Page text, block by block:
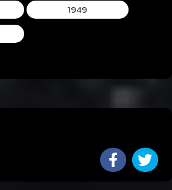
1949